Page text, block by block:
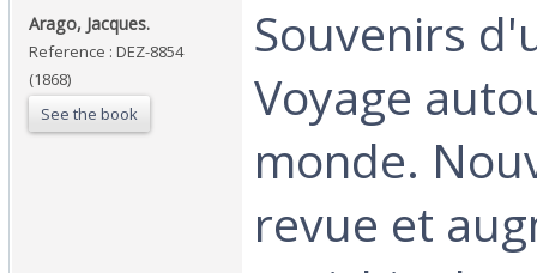
‎Arago, Jacques.‎
Reference : DEZ-8854
(1868)
See the book
‎Souvenirs
Voyage
monde.
revue et